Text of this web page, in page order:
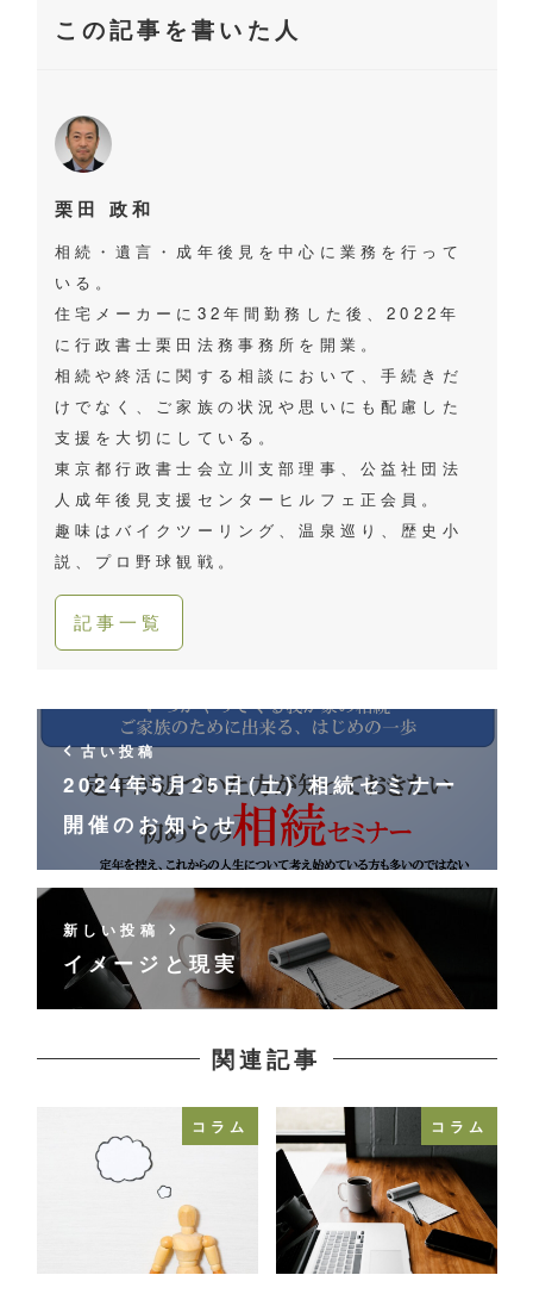
この記事を書いた人
栗田 政和
相続・遺言・成年後見を中心に業務を行って
いる。
住宅メーカーに32年間勤務した後、2022年
に行政書士栗田法務事務所を開業。
相続や終活に関する相談において、手続きだ
けでなく、ご家族の状況や思いにも配慮した
支援を大切にしている。
東京都行政書士会立川支部理事、公益社団法
人成年後見支援センターヒルフェ正会員。
趣味はバイクツーリング、温泉巡り、歴史小
説、プロ野球観戦。
記事一覧
古い投稿
2024年5月25日(土) 相続セミナー
開催のお知らせ
新しい投稿
イメージと現実
関連記事
コラム コラム